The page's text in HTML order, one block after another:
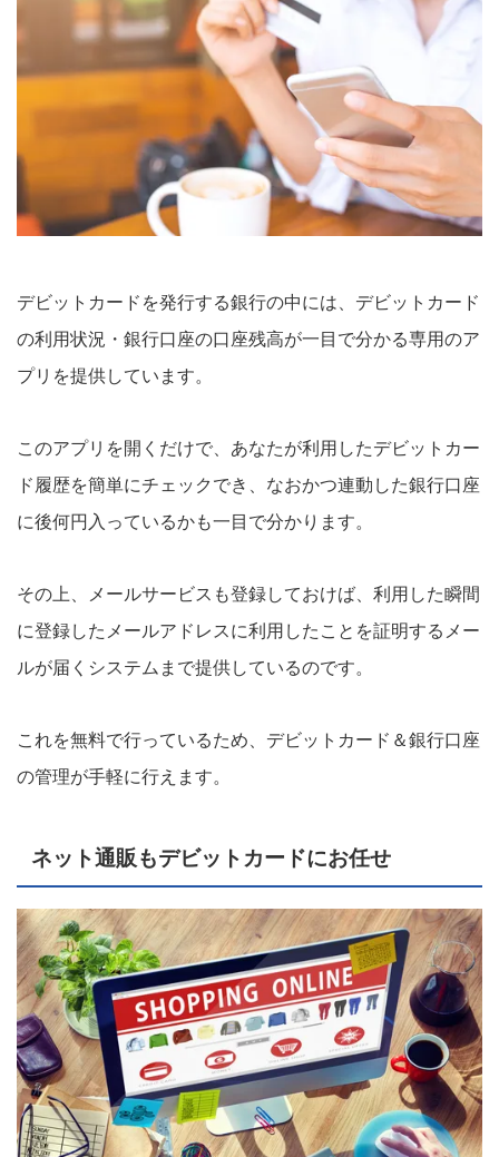
デビットカードを発行する銀行の中には、デビットカード
の利用状況・銀行口座の口座残高が一目で分かる専用のア
プリを提供しています。
このアプリを開くだけで、あなたが利用したデビットカー
ド履歴を簡単にチェックでき、なおかつ連動した銀行口座
に後何円入っているかも一目で分かります。
その上、メールサービスも登録しておけば、利用した瞬間
に登録したメールアドレスに利用したことを証明するメー
ルが届くシステムまで提供しているのです。
これを無料で行っているため、デビットカード＆銀行口座
の管理が手軽に行えます。
ネット通販もデビットカードにお任せ